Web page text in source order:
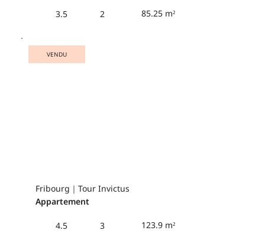
3.5 2 85.25 m²
VENDU
Fribourg｜Tour Invictus
Appartement
4.5 3 123.9 m²